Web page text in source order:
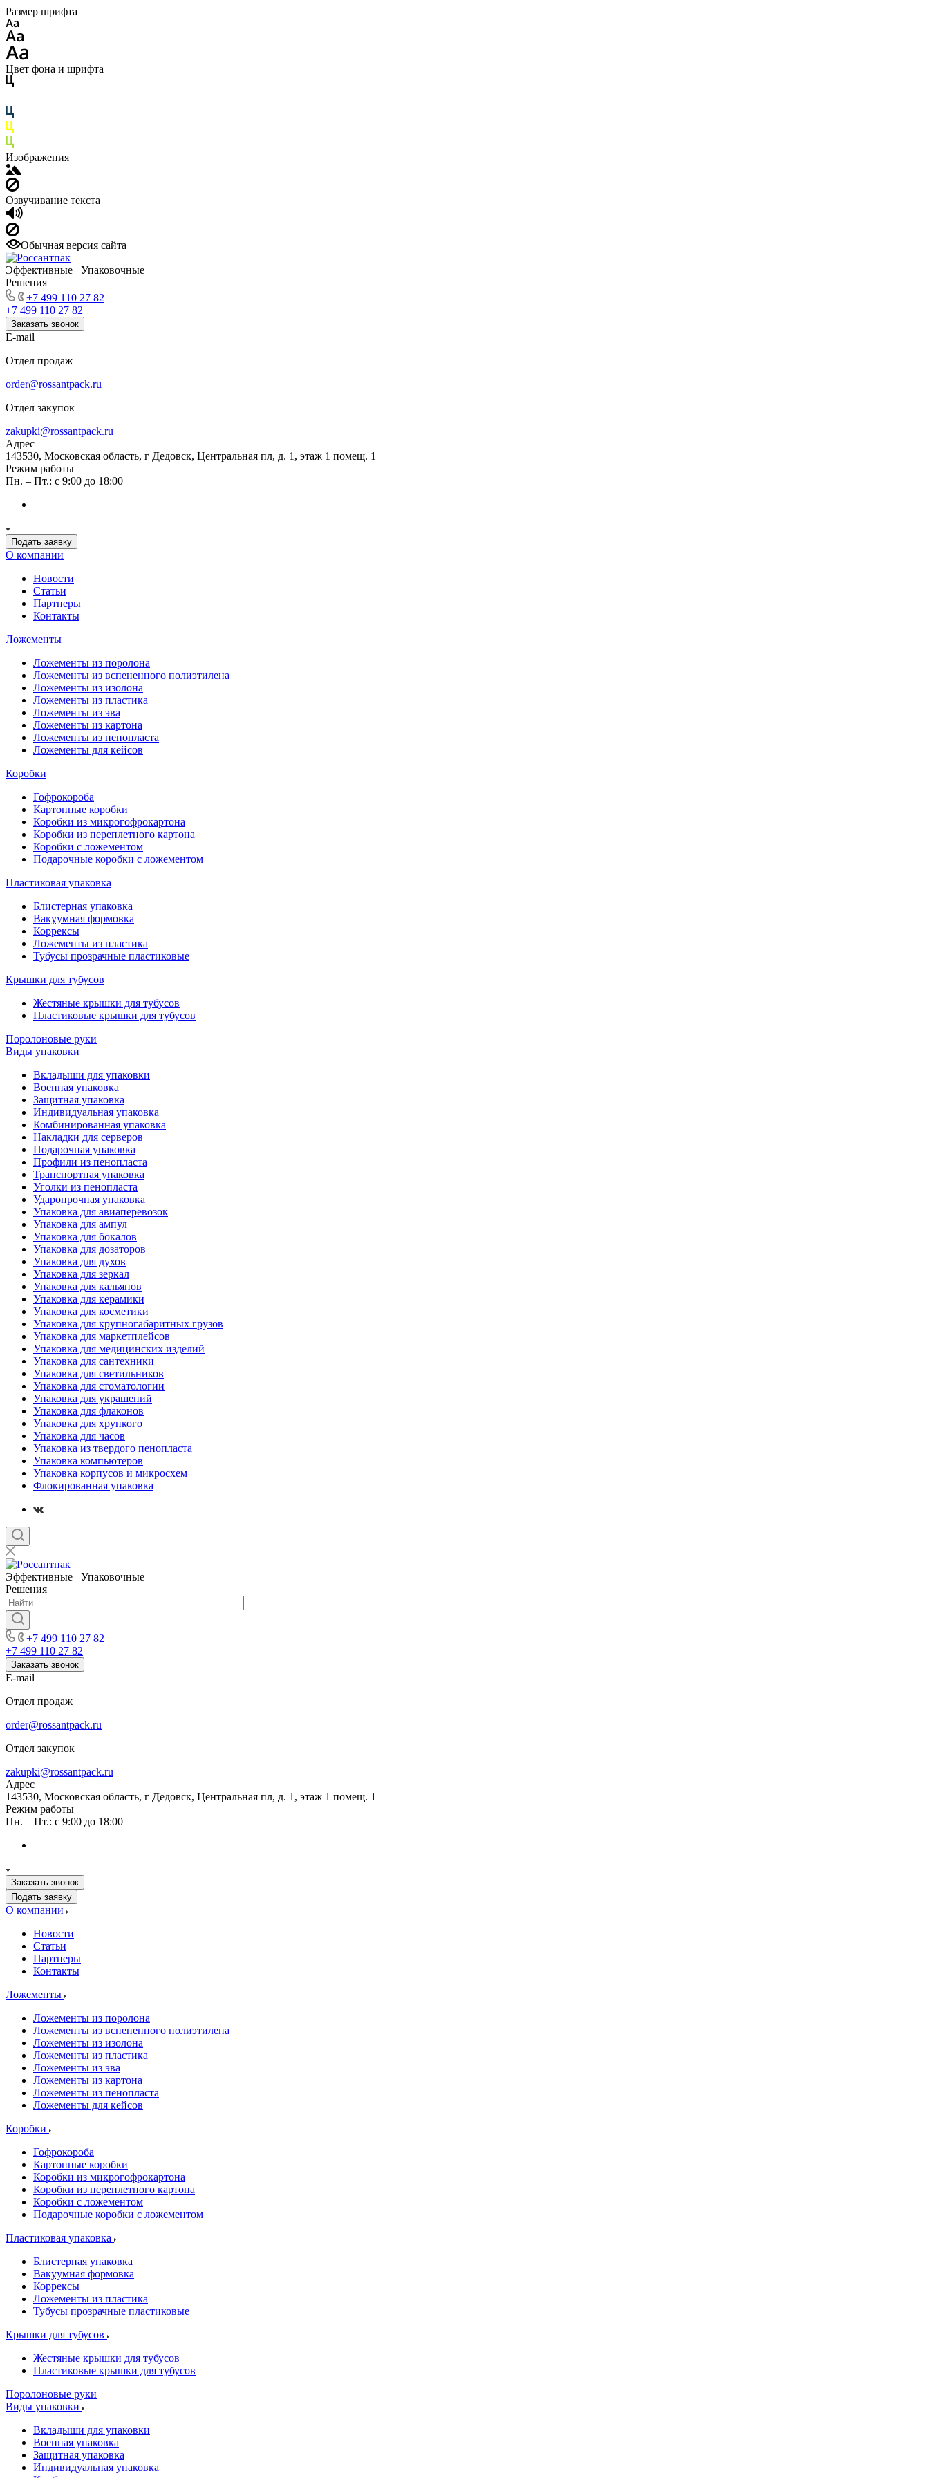
Размер шрифта
Цвет фона и шрифта
Изображения
Озвучивание текста
Обычная версия сайта
Эффективные Упаковочные
Решения
+7 499 110 27 82
+7 499 110 27 82
Заказать звонок
E-mail
Отдел продаж
order@rossantpack.ru
Отдел закупок
zakupki@rossantpack.ru
Адрес
143530, Московская область, г Дедовск, Центральная пл, д. 1, этаж 1 помещ. 1
Режим работы
Пн. – Пт.: с 9:00 до 18:00
Подать заявку
О компании
Новости
Статьи
Партнеры
Контакты
Ложементы
Ложементы из поролона
Ложементы из вспененного полиэтилена
Ложементы из изолона
Ложементы из пластика
Ложементы из эва
Ложементы из картона
Ложементы из пенопласта
Ложементы для кейсов
Коробки
Гофрокороба
Картонные коробки
Коробки из микрогофрокартона
Коробки из переплетного картона
Коробки с ложементом
Подарочные коробки с ложементом
Пластиковая упаковка
Блистерная упаковка
Вакуумная формовка
Коррексы
Ложементы из пластика
Тубусы прозрачные пластиковые
Крышки для тубусов
Жестяные крышки для тубусов
Пластиковые крышки для тубусов
Поролоновые руки
Виды упаковки
Вкладыши для упаковки
Военная упаковка
Защитная упаковка
Индивидуальная упаковка
Комбинированная упаковка
Накладки для серверов
Подарочная упаковка
Профили из пенопласта
Транспортная упаковка
Уголки из пенопласта
Ударопрочная упаковка
Упаковка для авиаперевозок
Упаковка для ампул
Упаковка для бокалов
Упаковка для дозаторов
Упаковка для духов
Упаковка для зеркал
Упаковка для кальянов
Упаковка для керамики
Упаковка для косметики
Упаковка для крупногабаритных грузов
Упаковка для маркетплейсов
Упаковка для медицинских изделий
Упаковка для сантехники
Упаковка для светильников
Упаковка для стоматологии
Упаковка для украшений
Упаковка для флаконов
Упаковка для хрупкого
Упаковка для часов
Упаковка из твердого пенопласта
Упаковка компьютеров
Упаковка корпусов и микросхем
Флокированная упаковка
Эффективные Упаковочные
Решения
+7 499 110 27 82
+7 499 110 27 82
Заказать звонок
E-mail
Отдел продаж
order@rossantpack.ru
Отдел закупок
zakupki@rossantpack.ru
Адрес
143530, Московская область, г Дедовск, Центральная пл, д. 1, этаж 1 помещ. 1
Режим работы
Пн. – Пт.: с 9:00 до 18:00
Заказать звонок
Подать заявку
О компании
Новости
Статьи
Партнеры
Контакты
Ложементы
Ложементы из поролона
Ложементы из вспененного полиэтилена
Ложементы из изолона
Ложементы из пластика
Ложементы из эва
Ложементы из картона
Ложементы из пенопласта
Ложементы для кейсов
Коробки
Гофрокороба
Картонные коробки
Коробки из микрогофрокартона
Коробки из переплетного картона
Коробки с ложементом
Подарочные коробки с ложементом
Пластиковая упаковка
Блистерная упаковка
Вакуумная формовка
Коррексы
Ложементы из пластика
Тубусы прозрачные пластиковые
Крышки для тубусов
Жестяные крышки для тубусов
Пластиковые крышки для тубусов
Поролоновые руки
Виды упаковки
Вкладыши для упаковки
Военная упаковка
Защитная упаковка
Индивидуальная упаковка